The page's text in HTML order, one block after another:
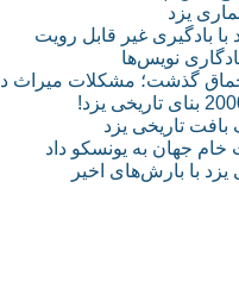
یزد
بادگیری غیر قابل رویت
نویس‌ها
گذشت؛ مشکلات میراث
تاریخی یزد
جهان به یونسکو داد
با بارش‌های اخیر